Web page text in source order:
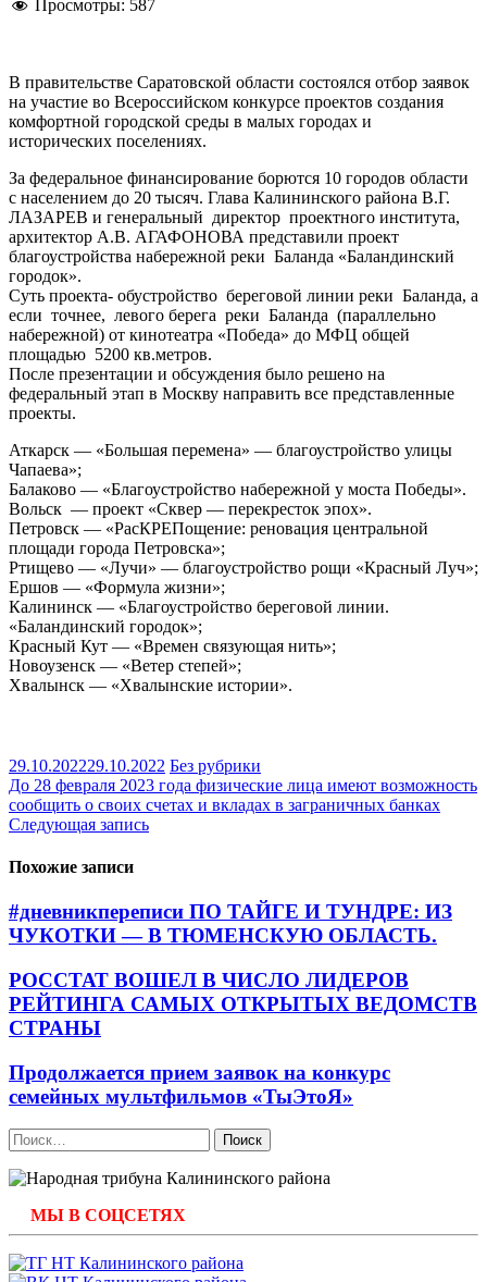
Просмотры: 587
В правительстве Саратовской области состоялся отбор заявок
на участие во Всероссийском конкурсе проектов создания
комфортной городской среды в малых городах и
исторических поселениях.
За федеральное финансирование борются 10 городов области
с населением до 20 тысяч. Глава Калининского района В.Г.
ЛАЗАРЕВ и генеральный директор проектного института,
архитектор А.В. АГАФОНОВА представили проект
благоустройства набережной реки Баланда «Баландинский
городок».
Суть проекта- обустройство береговой линии реки Баланда, а
если точнее, левого берега реки Баланда (параллельно
набережной) от кинотеатра «Победа» до МФЦ общей
площадью 5200 кв.метров.
После презентации и обсуждения было решено на
федеральный этап в Москву направить все представленные
проекты.
Аткарск — «Большая перемена» — благоустройство улицы
Чапаева»;
Балаково — «Благоустройство набережной у моста Победы».
Вольск — проект «Сквер — перекресток эпох».
Петровск — «РасКРЕПощение: реновация центральной
площади города Петровска»;
Ртищево — «Лучи» — благоустройство рощи «Красный Луч»;
Ершов — «Формула жизни»;
Калининск — «Благоустройство береговой линии.
«Баландинский городок»;
Красный Кут — «Времен связующая нить»;
Новоузенск — «Ветер степей»;
Хвалынск — «Хвалынские истории».
29.10.202229.10.2022 Без рубрики
Навигация
по
До 28 февраля 2023 года физические лица имеют возможность
сообщить о своих счетах и вкладах в заграничных банках
Следующая запись
Похожие записи
#дневникпереписи ПО ТАЙГЕ И ТУНДРЕ: ИЗ
ЧУКОТКИ — В ТЮМЕНСКУЮ ОБЛАСТЬ.
РОССТАТ ВОШЕЛ В ЧИСЛО ЛИДЕРОВ
РЕЙТИНГА САМЫХ ОТКРЫТЫХ ВЕДОМСТВ
СТРАНЫ
Продолжается прием заявок на конкурс
семейных мультфильмов «ТыЭтоЯ»
Найти:
МЫ В СОЦСЕТЯХ